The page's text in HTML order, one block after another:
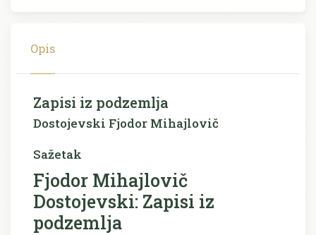
Opis
Zapisi iz podzemlja
Dostojevski Fjodor Mihajlovič
Sažetak
Fjodor Mihajlovič
Dostojevski: Zapisi iz
podzemlja